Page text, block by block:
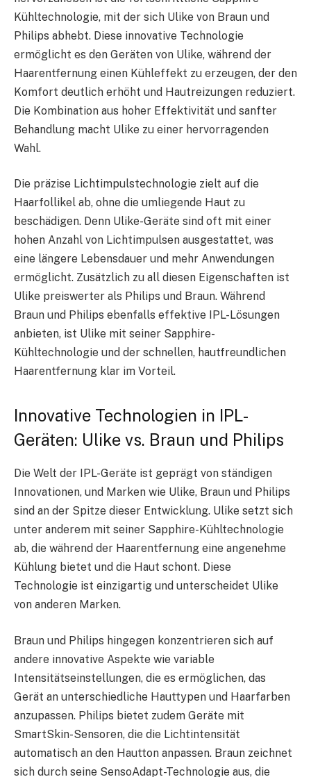
Kühltechnologie, mit der sich Ulike von Braun und
Philips abhebt. Diese innovative Technologie
ermöglicht es den Geräten von Ulike, während der
Haarentfernung einen Kühleffekt zu erzeugen, der den
Komfort deutlich erhöht und Hautreizungen reduziert.
Die Kombination aus hoher Effektivität und sanfter
Behandlung macht Ulike zu einer hervorragenden
Wahl.
Die präzise Lichtimpulstechnologie zielt auf die
Haarfollikel ab, ohne die umliegende Haut zu
beschädigen. Denn Ulike-Geräte sind oft mit einer
hohen Anzahl von Lichtimpulsen ausgestattet, was
eine längere Lebensdauer und mehr Anwendungen
ermöglicht. Zusätzlich zu all diesen Eigenschaften ist
Ulike preiswerter als Philips und Braun. Während
Braun und Philips ebenfalls effektive IPL-Lösungen
anbieten, ist Ulike mit seiner Sapphire-
Kühltechnologie und der schnellen, hautfreundlichen
Haarentfernung klar im Vorteil.
Innovative Technologien in IPL-
Geräten: Ulike vs. Braun und Philips
Die Welt der IPL-Geräte ist geprägt von ständigen
Innovationen, und Marken wie Ulike, Braun und Philips
sind an der Spitze dieser Entwicklung. Ulike setzt sich
unter anderem mit seiner Sapphire-Kühltechnologie
ab, die während der Haarentfernung eine angenehme
Kühlung bietet und die Haut schont. Diese
Technologie ist einzigartig und unterscheidet Ulike
von anderen Marken.
Braun und Philips hingegen konzentrieren sich auf
andere innovative Aspekte wie variable
Intensitätseinstellungen, die es ermöglichen, das
Gerät an unterschiedliche Hauttypen und Haarfarben
anzupassen. Philips bietet zudem Geräte mit
SmartSkin-Sensoren, die die Lichtintensität
automatisch an den Hautton anpassen. Braun zeichnet
sich durch seine SensoAdapt-Technologie aus, die